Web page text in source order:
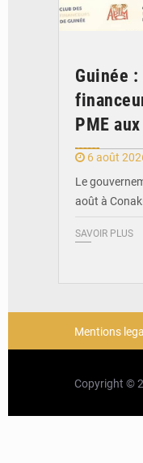
Guinée
PME
6 août
Le
août à
SAVOIR PLUS
Mentions
Copyright ©